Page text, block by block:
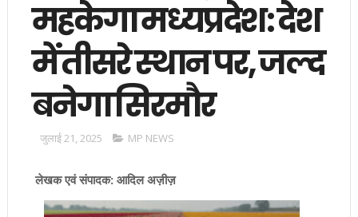
महकेगा मध्यप्रदेश: देश
में तीसरे स्थान पर, जल्द
बनेगा सिरमौर
जुलाई 21, 2025 MP NEWS
लेखक एवं संपादक: आदिल अज़ीज़